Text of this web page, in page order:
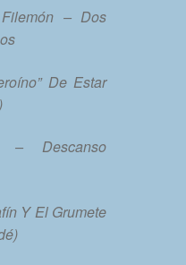
– Dos
De Estar
Descanso
Y El Grumete